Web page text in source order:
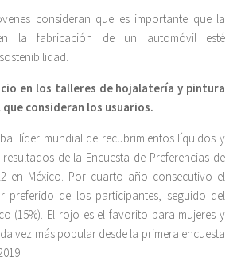
consideran que es importante que la
la fabricación de un automóvil esté
en los talleres de hojalatería y pintura
consideran los usuarios.
líder mundial de recubrimientos líquidos y
de la Encuesta de Preferencias de
en México. Por cuarto año consecutivo el
preferido de los participantes, seguido del
(15%). El rojo es el favorito para mujeres y
vez más popular desde la primera encuesta